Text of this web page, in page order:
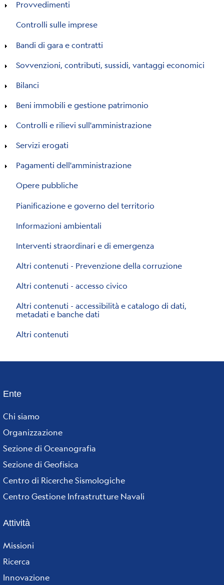
Provvedimenti
Controlli sulle imprese
Bandi di gara e contratti
Sovvenzioni, contributi, sussidi, vantaggi economici
Bilanci
Beni immobili e gestione patrimonio
Controlli e rilievi sull'amministrazione
Servizi erogati
Pagamenti dell'amministrazione
Opere pubbliche
Pianificazione e governo del territorio
Informazioni ambientali
Interventi straordinari e di emergenza
Altri contenuti - Prevenzione della corruzione
Altri contenuti - accesso civico
Altri contenuti - accessibilità e catalogo di dati,
metadati e banche dati
Altri contenuti
Footer
menu
Ente
Chi siamo
Organizzazione
Sezione di Oceanografia
Sezione di Geofisica
Centro di Ricerche Sismologiche
Centro Gestione Infrastrutture Navali
Attività
Missioni
Ricerca
Innovazione